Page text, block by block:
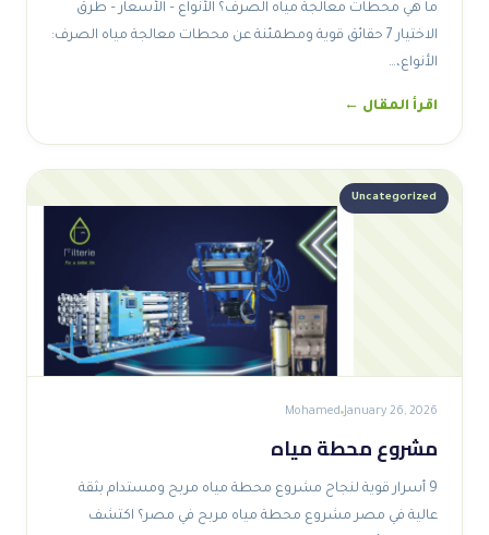
ما هي محطات معالجة مياه الصرف؟ الأنواع – الأسعار – طرق
الاختيار 7 حقائق قوية ومطمئنة عن محطات معالجة مياه الصرف:
الأنواع،…
اقرأ المقال ←
Uncategorized
January 26, 2026
Mohamed
مشروع محطة مياه
9 أسرار قوية لنجاح مشروع محطة مياه مربح ومستدام بثقة
عالية في مصر مشروع محطة مياه مربح في مصر؟ اكتشف